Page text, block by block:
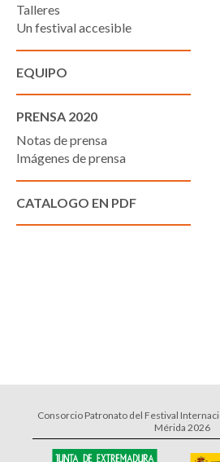
Talleres
Un festival accesible
EQUIPO
PRENSA 2020
Notas de prensa
Imágenes de prensa
CATALOGO EN PDF
Consorcio Patronato del Festival
Mérida 2026